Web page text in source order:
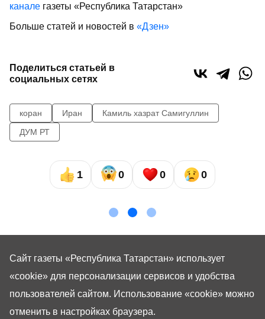
канале газеты «Республика Татарстан»
Больше статей и новостей в «Дзен»
Поделиться статьей в
социальных сетях
коран Иран
Камиль хазрат Самигуллин
ДУМ РТ
1 0 0 0
Сайт газеты «Республика Татарстан» использует
«cookie» для персонализации сервисов и удобства
пользователей сайтом. Использование «cookie» можно
отменить в настройках браузера.